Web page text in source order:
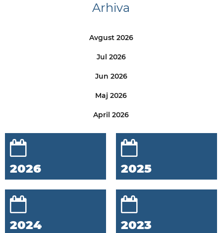
Arhiva
Avgust 2026
Jul 2026
Jun 2026
Maj 2026
April 2026
2026 2025
2024 2023